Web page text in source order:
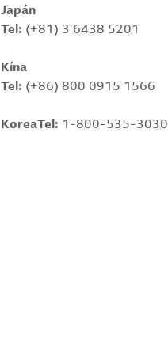
Japán
Tel: (+81) 3 6438 5201
Kína
Tel: (+86) 800 0915 1566
KoreaTel: 1-800-535-3030